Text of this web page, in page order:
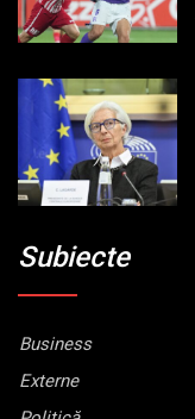
Subiecte
Business
Externe